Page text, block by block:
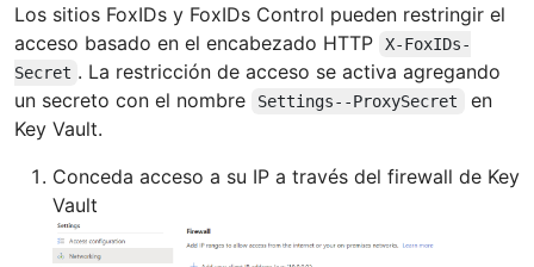
Los sitios FoxIDs y FoxIDs Control pueden restringir el
acceso basado en el encabezado HTTP
X-FoxIDs-
Secret . La restricción de acceso se activa agregando
un secreto con el nombre
Settings--ProxySecret
en
Key Vault.
Conceda acceso a su IP a través del firewall de Key
Vault